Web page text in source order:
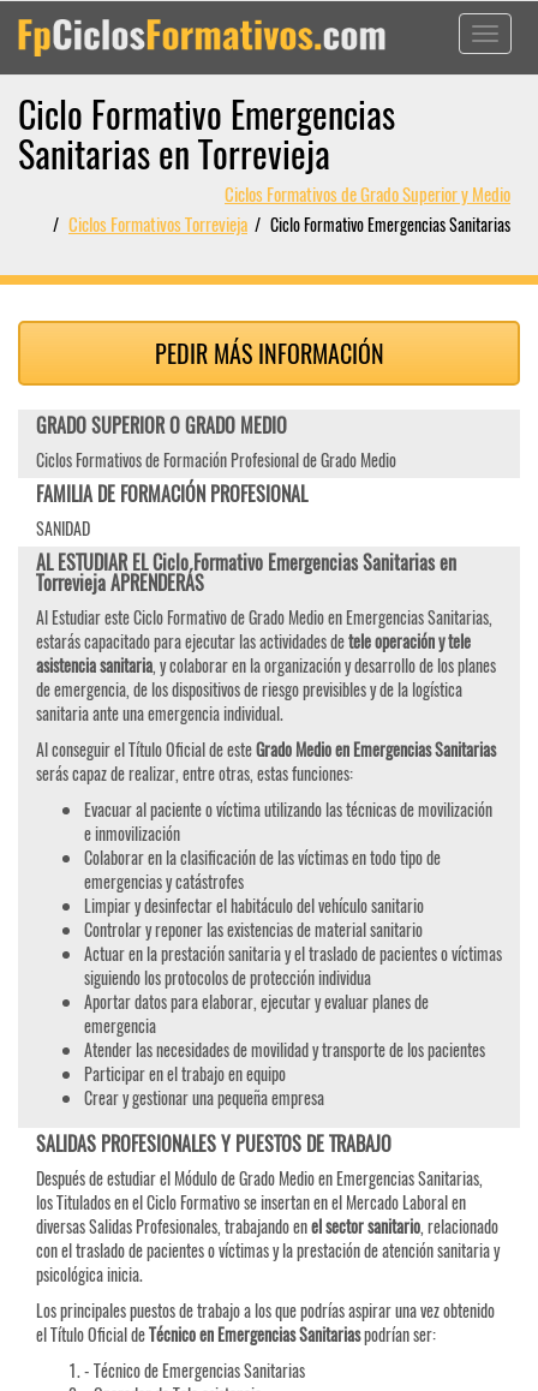
Toggle
Ciclo Formativo Emergencias
Sanitarias en Torrevieja
Ciclos Formativos de Grado Superior y Medio
Ciclos Formativos Torrevieja
Ciclo Formativo Emergencias Sanitarias
PEDIR MÁS INFORMACIÓN
GRADO SUPERIOR O GRADO MEDIO
Ciclos Formativos de Formación Profesional de Grado Medio
FAMILIA DE FORMACIÓN PROFESIONAL
SANIDAD
AL ESTUDIAR EL Ciclo Formativo Emergencias Sanitarias en
Torrevieja APRENDERÁS
Al Estudiar este Ciclo Formativo de Grado Medio en Emergencias Sanitarias,
estarás capacitado para ejecutar las actividades detele operación y tele
asistencia sanitaria, y colaborar en la organización y desarrollo de los planes
de emergencia, de los dispositivos de riesgo previsibles y de la logística
sanitaria ante una emergencia individual.
Al conseguir el Título Oficial de esteGrado Medio en Emergencias Sanitarias
serás capaz de realizar, entre otras, estas funciones:
Evacuar al paciente o víctima utilizando las técnicas de movilización
e inmovilización
Colaborar en la clasificación de las víctimas en todo tipo de
emergencias y catástrofes
Limpiar y desinfectar el habitáculo del vehículo sanitario
Controlar y reponer las existencias de material sanitario
Actuar en la prestación sanitaria y el traslado de pacientes o víctimas
siguiendo los protocolos de protección individua
Aportar datos para elaborar, ejecutar y evaluar planes de
emergencia
Atender las necesidades de movilidad y transporte de los pacientes
Participar en el trabajo en equipo
Crear y gestionar una pequeña empresa
SALIDAS PROFESIONALES Y PUESTOS DE TRABAJO
Después de estudiar el Módulo de Grado Medio en Emergencias Sanitarias,
los Titulados en el Ciclo Formativo se insertan en el Mercado Laboral en
diversas Salidas Profesionales, trabajando enel sector sanitario, relacionado
con el traslado de pacientes o víctimas y la prestación de atención sanitaria y
psicológica inicia.
Los principales puestos de trabajo a los que podrías aspirar una vez obtenido
el Título Oficial deTécnico en Emergencias Sanitariaspodrían ser:
- Técnico de Emergencias Sanitarias